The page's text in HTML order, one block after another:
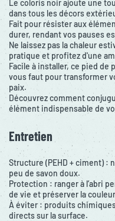
Le coloris noir ajoute une
dans tous les décors
Fait pour résister aux
durer, rendant vos pauses
Ne laissez pas la chaleur
pratique et profitez d'une
Facile à installer, ce pied de
vous faut pour transformer
paix.
Découvrez comment
élément indispensable de
Entretien
Structure (PEHD + ciment) :
peu de savon doux.
Protection : ranger à l’abri
de vie et préserver la
À éviter : produits
directs sur la surface.